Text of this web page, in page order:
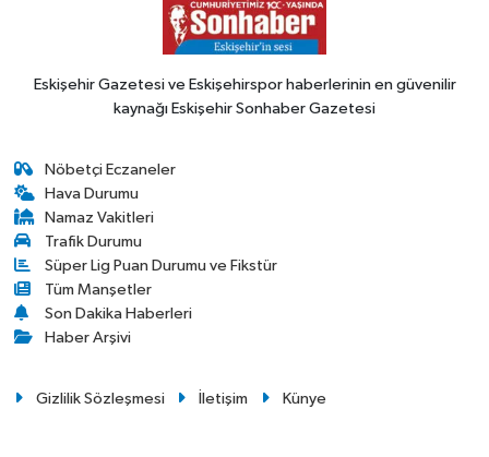
Eskişehir Gazetesi ve Eskişehirspor haberlerinin en güvenilir
kaynağı Eskişehir Sonhaber Gazetesi
Nöbetçi Eczaneler
Hava Durumu
Namaz Vakitleri
Trafik Durumu
Süper Lig Puan Durumu ve Fikstür
Tüm Manşetler
Son Dakika Haberleri
Haber Arşivi
Gizlilik Sözleşmesi İletişim Künye